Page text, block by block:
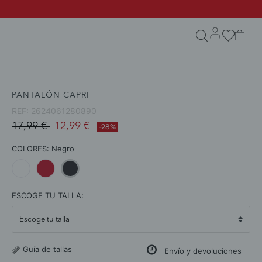
PANTALÓN CAPRI
REF: 2624061280890
Price reduced from
17,99 €to12,99 € -28%
COLORES: Negro
ESCOGE TU TALLA:
Guía de tallas Envío y devoluciones